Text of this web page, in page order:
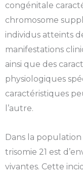
congénitale
chromosome
individus atteints
manifestations
ainsi que des
physiologiques
caractéristiques
l’autre.
Dans la population
trisomie 21 est
vivantes. Cette